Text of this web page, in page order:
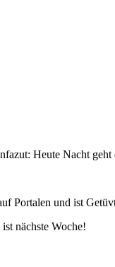
Heute Nacht
Portalen und ist
nächste Woche!